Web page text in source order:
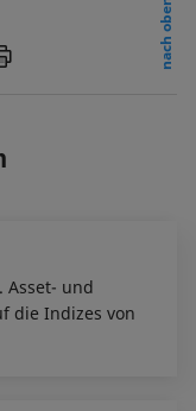
P
nach oben
Asset- und
die Indizes von